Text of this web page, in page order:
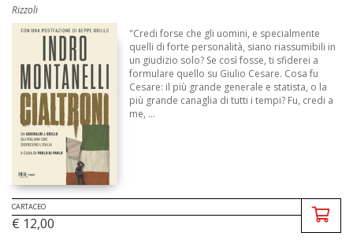
Rizzoli
"Credi forse che gli uomini, e specialmente
quelli di forte personalità, siano riassumibili in
un giudizio solo? Se così fosse, ti sfiderei a
formulare quello su Giulio Cesare. Cosa fu
Cesare: il più grande generale e statista, o la
più grande canaglia di tutti i tempi? Fu, credi a
me, ...
CARTACEO
€ 12,00